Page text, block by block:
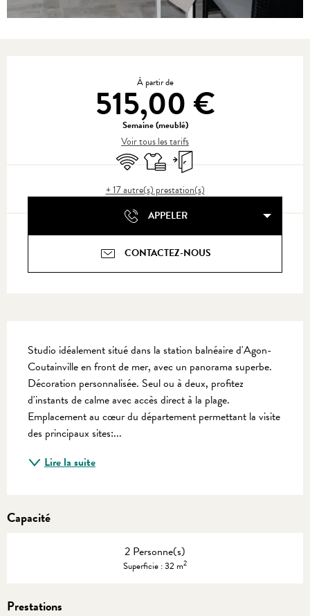
À partir de
515,00 €
Semaine (meublé)
Voir tous les tarifs
WiFi Draps et lingeEntrée indépendante
+ 17 autre(s) prestation(s)
APPELER
CONTACTEZ-NOUS
Studio idéalement situé dans la station balnéaire d'Agon-
Coutainville en front de mer, avec un panorama superbe.
Décoration personnalisée. Seul ou à deux, profitez
d'instants de calme avec accès direct à la plage.
Emplacement au cœur du département permettant la visite
des principaux sites:...
Lire la suite
Capacité
2 Personne(s)
Superficie : 32 m2
Prestations